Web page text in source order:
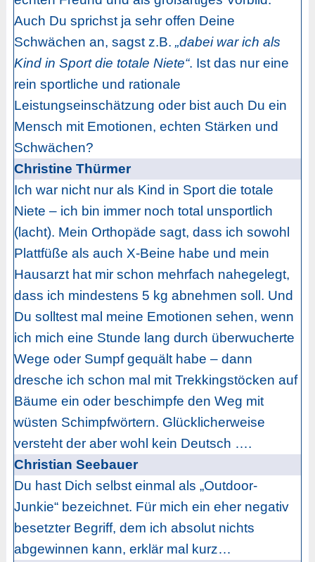
Auch Du sprichst ja sehr offen Deine
Schwächen an, sagst z.B. „dabei war ich als
Kind in Sport die totale Niete“. Ist das nur eine
rein sportliche und rationale
Leistungseinschätzung oder bist auch Du ein
Mensch mit Emotionen, echten Stärken und
Schwächen?
Christine Thürmer
Ich war nicht nur als Kind in Sport die totale
Niete – ich bin immer noch total unsportlich
(lacht). Mein Orthopäde sagt, dass ich sowohl
Plattfüße als auch X-Beine habe und mein
Hausarzt hat mir schon mehrfach nahegelegt,
dass ich mindestens 5 kg abnehmen soll. Und
Du solltest mal meine Emotionen sehen, wenn
ich mich eine Stunde lang durch überwucherte
Wege oder Sumpf gequält habe – dann
dresche ich schon mal mit Trekkingstöcken auf
Bäume ein oder beschimpfe den Weg mit
wüsten Schimpfwörtern. Glücklicherweise
versteht der aber wohl kein Deutsch ….
Christian Seebauer
Du hast Dich selbst einmal als „Outdoor-
Junkie“ bezeichnet. Für mich ein eher negativ
besetzter Begriff, dem ich absolut nichts
abgewinnen kann, erklär mal kurz…